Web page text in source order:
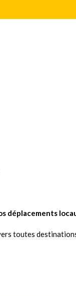
déplacements
toutes